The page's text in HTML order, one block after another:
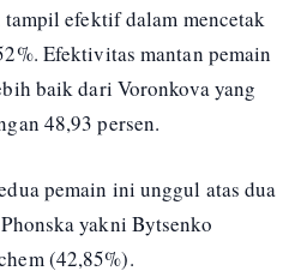
efektif dalam mencetak
Efektivitas mantan pemain
baik dari Voronkova yang
48,93 persen.
pemain ini unggul atas dua
yakni Bytsenko
(42,85%).